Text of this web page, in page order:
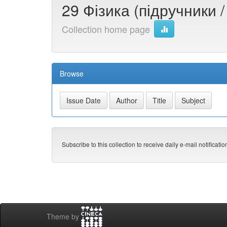
29 Фізика (підручники
Collection home page
Browse
Subscribe to this collection to receive daily e-mail
Theme by